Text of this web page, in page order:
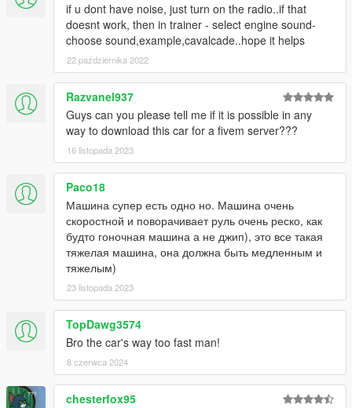
if u dont have noise, just turn on the radio..if that
doesnt work, then in trainer - select engine sound-
choose sound,example,cavalcade..hope it helps
22 października 2022
Razvanel937
Guys can you please tell me if it is possible in any
way to download this car for a fivem server???
16 listopada 2023
Paco18
Машина супер есть одно но. Машина очень
скоростной и поворачивает руль очень реско, как
будто гоночная машина а не джип), это все такая
тяжелая машина, она должна быть медленным и
тяжелым)
23 listopada 2023
TopDawg3574
Bro the car's way too fast man!
8 czerwca 2024
chesterfox95